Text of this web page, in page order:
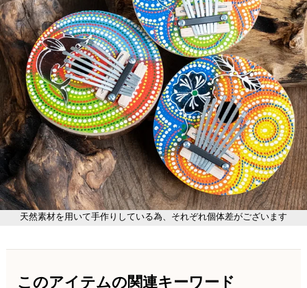
天然素材を用いて手作りしている為、それぞれ個体差がございます
このアイテムの関連キーワード